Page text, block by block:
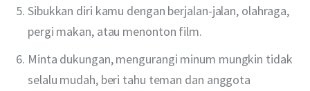
Sibukkan diri kamu dengan berjalan-jalan, olahraga,
pergi makan, atau menonton film.
Minta dukungan, mengurangi minum mungkin tidak
selalu mudah, beri tahu teman dan anggota